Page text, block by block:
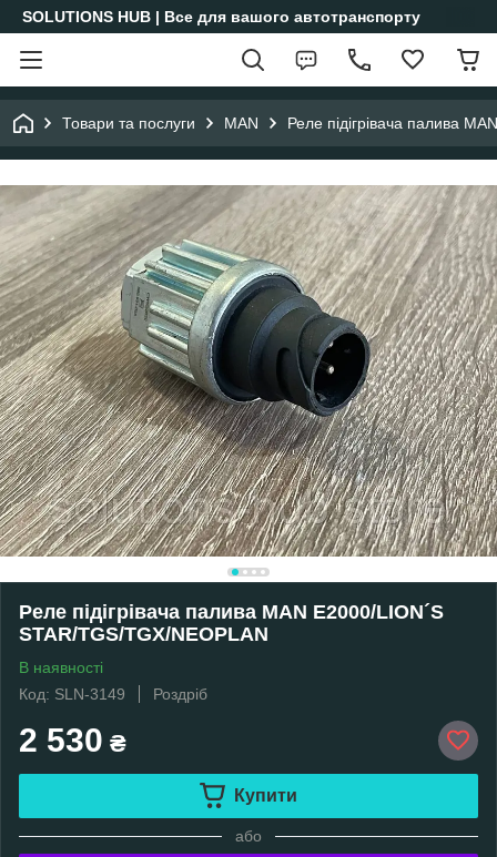
SOLUTIONS HUB | Все для вашого автотранспорту
Товари та послуги MAN Реле підігрівача палива
Реле підігрівача палива MAN E2000/LION´S
STAR/TGS/TGX/NEOPLAN
В наявності
Код: SLN-3149
Роздріб
2 530 ₴
Купити
або